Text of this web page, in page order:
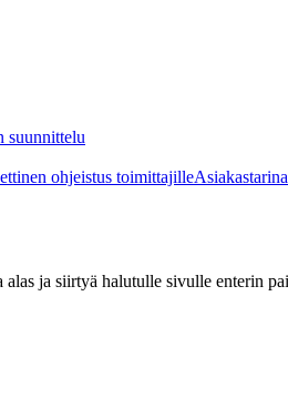
suunnittelu
ohjeistus toimittajille
ja siirtyä halutulle sivulle enterin